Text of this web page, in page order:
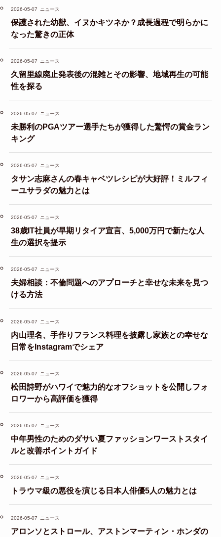
2026-05-07 ニュース
保護された幼獣、イヌかキツネか？成長過程で明らかに
なった驚きの正体
2026-05-07 ニュース
久留里線廃止発表後の混雑とその影響、地域再生の可能
性を探る
2026-05-07 ニュース
未勝利のPGAツアー選手たちが獲得した驚愕の賞金ラン
キング
2026-05-07 ニュース
タサン志麻さんの春キャベツレシピが大好評！ミルフィ
ーユサラダの魅力とは
2026-05-07 ニュース
38歳IT社員が早期リタイア宣言、5,000万円で新たな人
生の選択を提示
2026-05-07 ニュース
夫婦相談：不倫問題へのアプローチと幸せな未来を見つ
ける方法
2026-05-07 ニュース
内山理名、手作りフランス料理を披露し家族との幸せな
日常をInstagramでシェア
2026-05-07 ニュース
松田詩野がハワイで魅力的なオフショットを公開しフォ
ロワーから高評価を獲得
2026-05-07 ニュース
中年男性のためのダサい夏ファッションワーストスタイ
ルと改善ポイントガイド
2026-05-07 ニュース
トラウマ級の悪役を演じる日本人俳優5人の魅力とは
2026-05-07 ニュース
アロンソとストロール、アストンマーティン・ホンダの